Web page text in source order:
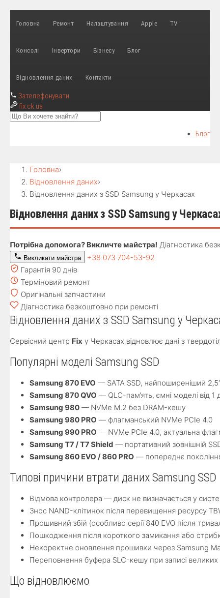
Головна Ремонт Налаштування Apple TV
Консолі Інвертори Бізнесу Блог
Відновлення даних Контакти
Зателефонувати
fix.ck.ua
Блог
Головна›
Відновлення даних›
Відновлення даних з SSD Samsung у Черкасах
Відновлення даних з SSD Samsung у
Потрібна допомога? Викличте майстра! Діагностика
Викликати майстра
+38 073 704-53-92
Гарантія 90 днів
Терміновий ремонт
Оригінальні запчастини
Діагностика безкоштовно при ремонті
Відновлення даних з SSD Samsung у
Сервісний центр Fix у Черкасах відновлює дані з
Популярні моделі Samsung SSD
Samsung 870 EVO — SATA SSD, найпоширеніший
Samsung 870 QVO — QLC-пам’ять, ємні моделі від 1
Samsung 980 — NVMe M.2 без DRAM-кешу
Samsung 980 PRO — флагманський NVMe PCIe 4.0
Samsung 990 PRO — NVMe PCIe 4.0, актуальна
Samsung T7 / T7 Shield — портативний зовнішній
Samsung 860 EVO / 860 PRO — попереднє
Типові причини втрати даних Samsung SSD
Відмова контролера — диск не визначається у
Знос NAND-клітинок після перевищення ресурсу
Прошивний збій (особливо серії 840 EVO після
Пошкодження після короткого замикання або
Некоректне оновлення прошивки через Samsung
Переповнення буфера SLC-кешу при записі великих
Що відновлюємо